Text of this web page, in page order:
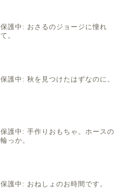
保護中: おさるのジョージに憧れ
て。
保護中: 秋を見つけたはずなのに。
保護中: 手作りおもちゃ。ホースの
輪っか。
保護中: おねしょのお時間です。